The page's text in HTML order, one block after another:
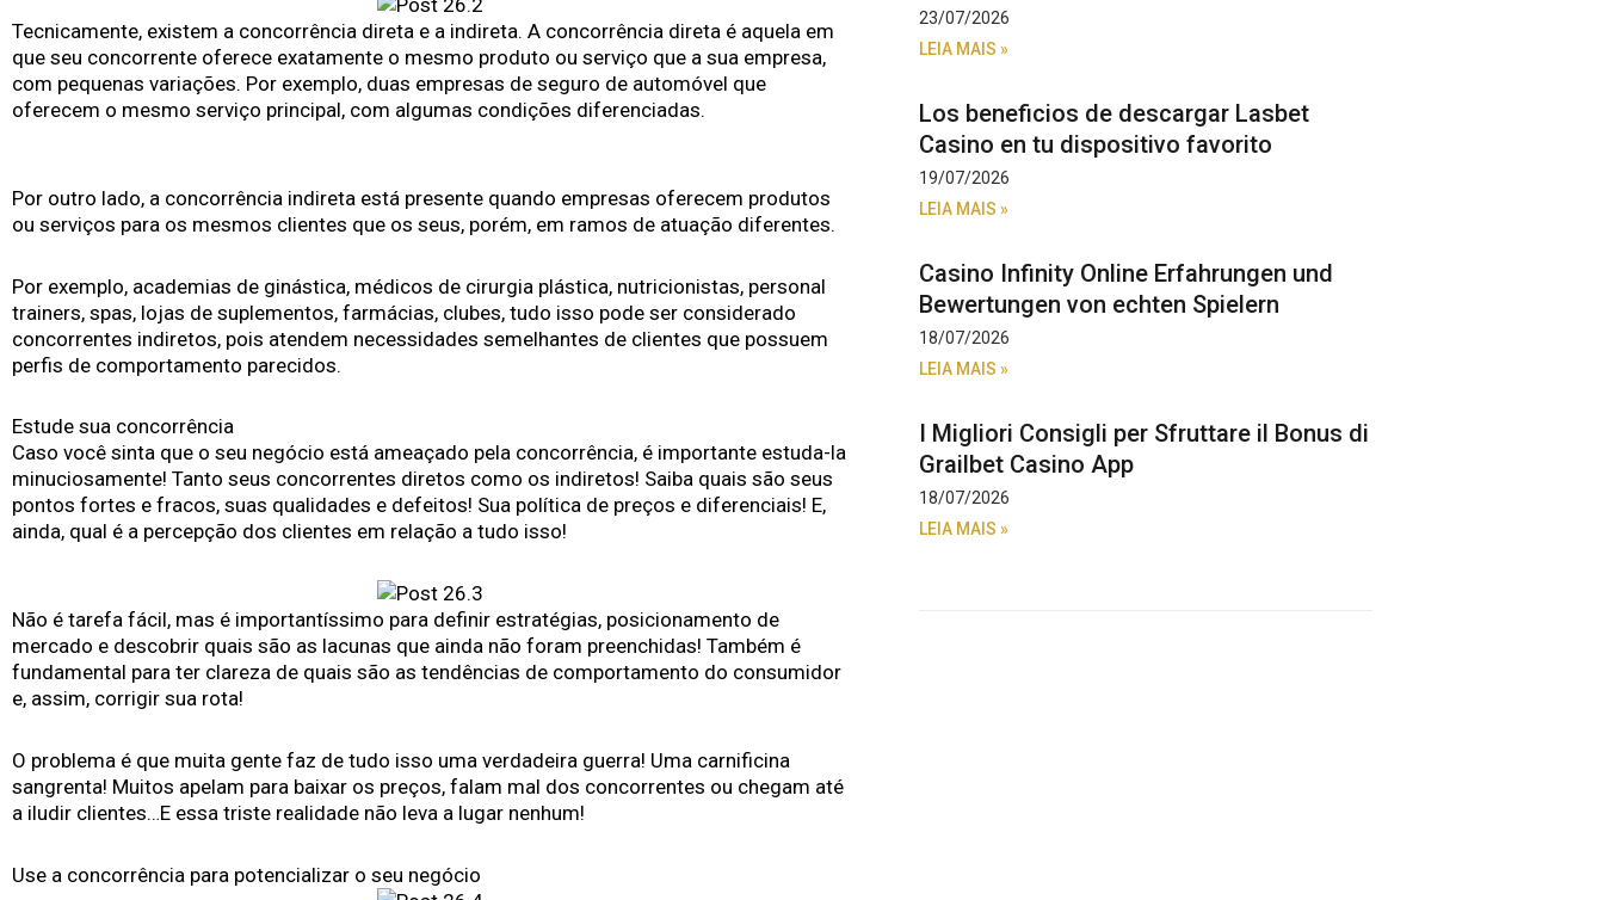
Tecnicamente, existem a concorrência direta e a indireta. A concorrência direta é aquela em
que seu concorrente oferece exatamente o mesmo produto ou serviço que a sua empresa,
com pequenas variações. Por exemplo, duas empresas de seguro de automóvel que
oferecem o mesmo serviço principal, com algumas condições diferenciadas.
Por outro lado, a concorrência indireta está presente quando empresas oferecem produtos
ou serviços para os mesmos clientes que os seus, porém, em ramos de atuação diferentes.
Por exemplo, academias de ginástica, médicos de cirurgia plástica, nutricionistas, personal
trainers, spas, lojas de suplementos, farmácias, clubes, tudo isso pode ser considerado
concorrentes indiretos, pois atendem necessidades semelhantes de clientes que possuem
perfis de comportamento parecidos.
Estude sua concorrência
Caso você sinta que o seu negócio está ameaçado pela concorrência, é importante estuda-la
minuciosamente! Tanto seus concorrentes diretos como os indiretos! Saiba quais são seus
pontos fortes e fracos, suas qualidades e defeitos! Sua política de preços e diferenciais! E,
ainda, qual é a percepção dos clientes em relação a tudo isso!
Não é tarefa fácil, mas é importantíssimo para definir estratégias, posicionamento de
mercado e descobrir quais são as lacunas que ainda não foram preenchidas! Também é
fundamental para ter clareza de quais são as tendências de comportamento do consumidor
e, assim, corrigir sua rota!
O problema é que muita gente faz de tudo isso uma verdadeira guerra! Uma carnificina
sangrenta! Muitos apelam para baixar os preços, falam mal dos concorrentes ou chegam até
a iludir clientes…E essa triste realidade não leva a lugar nenhum!
Use a concorrência para potencializar o seu negócio
23/07/2026
LEIA MAIS »
Los beneficios de descargar Lasbet
Casino en tu dispositivo favorito
19/07/2026
LEIA MAIS »
Casino Infinity Online Erfahrungen und
Bewertungen von echten Spielern
18/07/2026
LEIA MAIS »
I Migliori Consigli per Sfruttare il Bonus di
Grailbet Casino App
18/07/2026
LEIA MAIS »